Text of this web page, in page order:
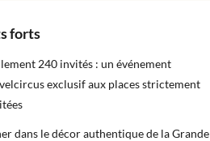
forts
240 invités : un événement
exclusif aux places strictement
dans le décor authentique de la Grande